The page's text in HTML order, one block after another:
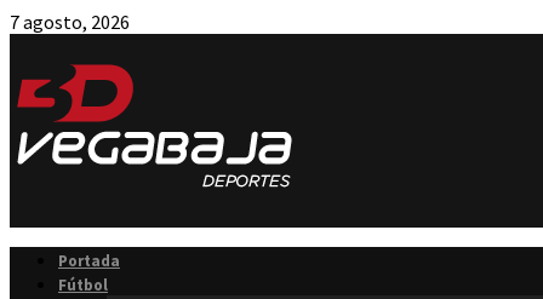
7 agosto, 2026
Portada
Fútbol